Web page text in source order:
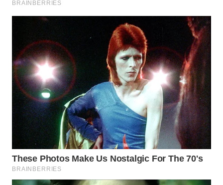
TANI
WAHANA
ADVOKAT
WAHANA
INFRASTRUKTUR
WAHANA
KONSUMEN
WAHANA
LISTRIK